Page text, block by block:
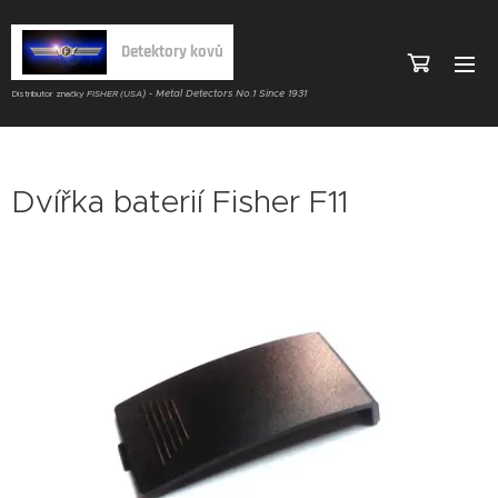
Detektory kovů
Distributor značky FISHER (USA) - Metal Detectors No.1 Since 1931
Dvířka baterií Fisher F11